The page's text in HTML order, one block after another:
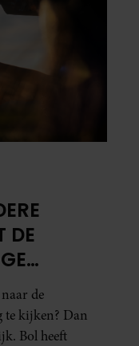
DE
de
te kijken? Dan
Bol heeft